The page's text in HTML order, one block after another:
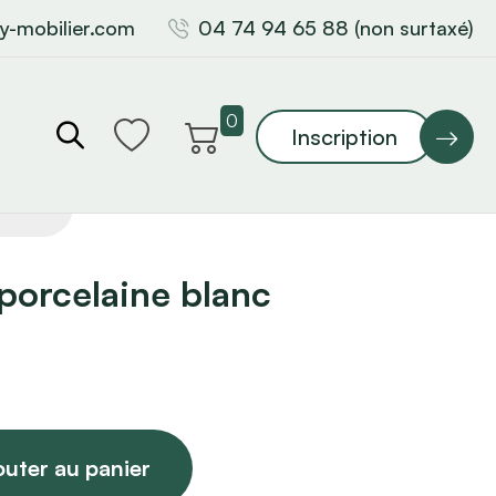
mobilier.com 04 74 94 65 88 (non surtaxé)
0
Inscription
blanc
au panier